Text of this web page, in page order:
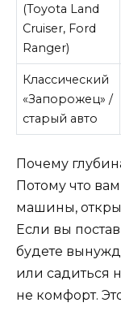
(Toyota Land
Cruiser, Ford
Ranger)
Классический
«Запорожец» /
старый авто
Почему
Потому что
машины,
Если вы
будете
или садиться
не комфорт.